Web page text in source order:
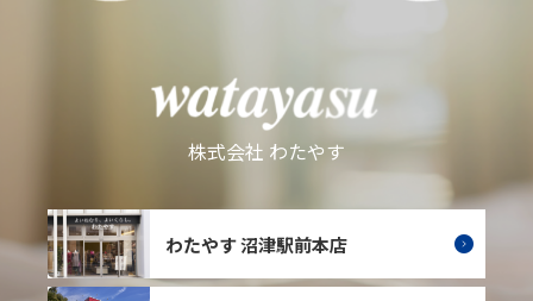
株式会社 わたやす
わたやす 沼津駅前本店